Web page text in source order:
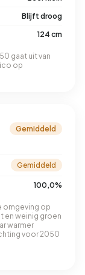
Blijft droog
124 cm
gaat uit van
op
Gemiddeld
Gemiddeld
100,0%
omgeving op
en weinig groen
warmer
voor 2050